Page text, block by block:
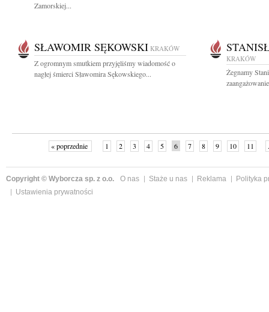
Zamorskiej...
SŁAWOMIR SĘKOWSKI KRAKÓW
Z ogromnym smutkiem przyjęliśmy wiadomość o
nagłej śmierci Sławomira Sękowskiego...
KRAKÓW
Żegnamy
« poprzednie 1 2 3 4 5 6 7 8 9 10 11
Copyright © Wyborcza sp. z o.o. O nas Staże u nas Reklama
Polityka
Ustawienia prywatności